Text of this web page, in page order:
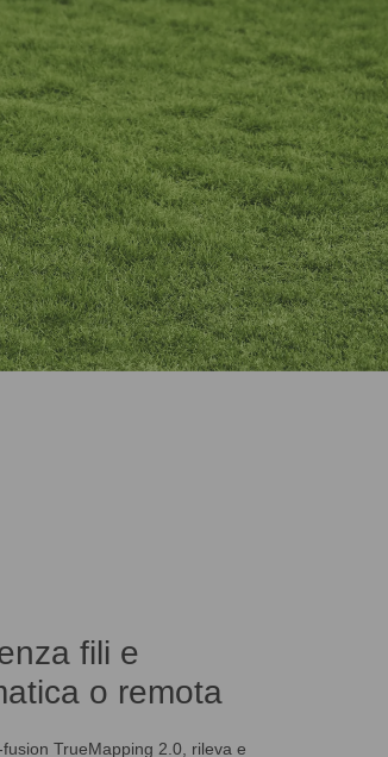
fili e
o remota
TrueMapping 2.0, rileva e